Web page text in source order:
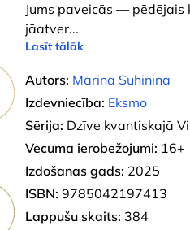
Jums paveicās — pēdējais
jāatver...
Lasīt tālāk
Autors: Marina Suhinina
Izdevniecība: Eksmo
Sērija: Dzīve kvantiskajā
Vecuma ierobežojumi: 16+
Izdošanas gads: 2025
ISBN: 9785042197413
Lappušu skaits: 384